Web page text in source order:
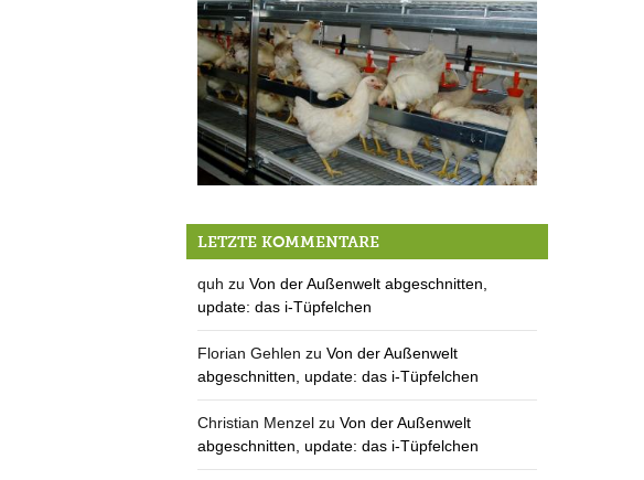
LETZTE KOMMENTARE
quh zuVon der Außenwelt abgeschnitten,
update: das i-Tüpfelchen
Florian Gehlen zuVon der Außenwelt
abgeschnitten, update: das i-Tüpfelchen
Christian Menzel zuVon der Außenwelt
abgeschnitten, update: das i-Tüpfelchen